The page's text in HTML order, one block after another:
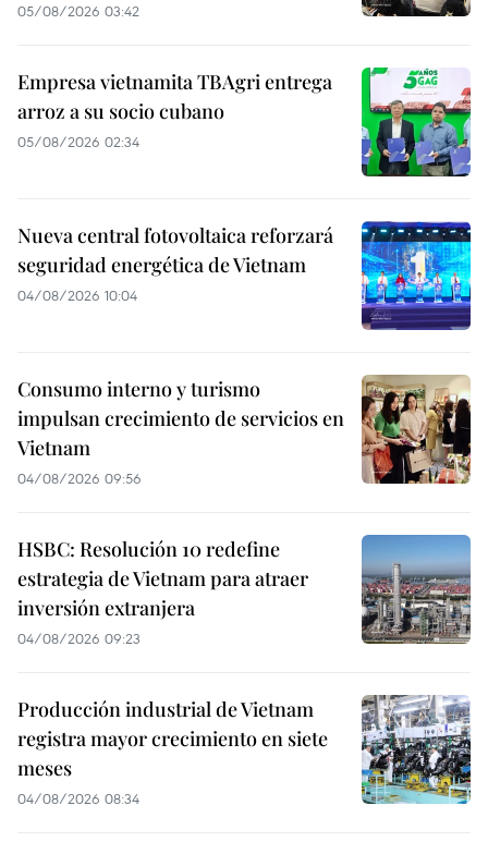
05/08/2026 03:42
Empresa vietnamita TBAgri entrega
arroz a su socio cubano
05/08/2026 02:34
Nueva central fotovoltaica reforzará
seguridad energética de Vietnam
04/08/2026 10:04
Consumo interno y turismo
impulsan crecimiento de servicios en
Vietnam
04/08/2026 09:56
HSBC: Resolución 10 redefine
estrategia de Vietnam para atraer
inversión extranjera
04/08/2026 09:23
Producción industrial de Vietnam
registra mayor crecimiento en siete
meses
04/08/2026 08:34